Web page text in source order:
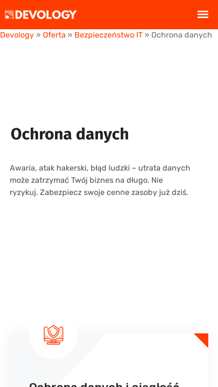
Devology » Oferta » Bezpieczeństwo IT » Ochrona danych
Ochrona danych
Awaria, atak hakerski, błąd ludzki – utrata danych
może zatrzymać Twój biznes na długo. Nie
ryzykuj. Zabezpiecz swoje cenne zasoby już dziś.